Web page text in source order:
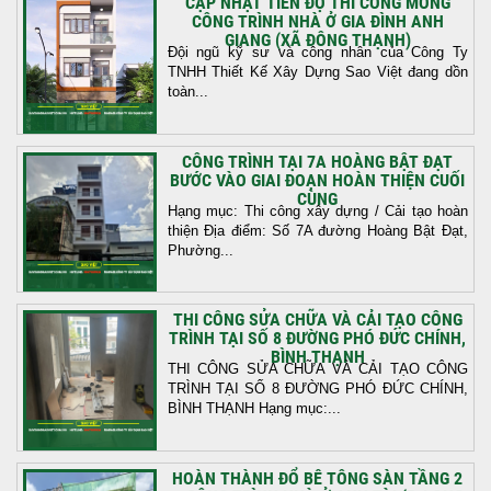
CÔNG TRÌNH NHÀ Ở GIA ĐÌNH ANH
GIANG (XÃ ĐÔNG THẠNH)
Đội ngũ kỹ sư và công nhân của Công Ty
TNHH Thiết Kế Xây Dựng Sao Việt đang dồn
toàn...
CÔNG TRÌNH TẠI 7A HOÀNG BẬT ĐẠT
BƯỚC VÀO GIAI ĐOẠN HOÀN THIỆN CUỐI
CÙNG
Hạng mục: Thi công xây dựng / Cải tạo hoàn
thiện Địa điểm: Số 7A đường Hoàng Bật Đạt,
Phường...
THI CÔNG SỬA CHỮA VÀ CẢI TẠO CÔNG
TRÌNH TẠI SỐ 8 ĐƯỜNG PHÓ ĐỨC CHÍNH,
BÌNH THẠNH
THI CÔNG SỬA CHỮA VÀ CẢI TẠO CÔNG
TRÌNH TẠI SỐ 8 ĐƯỜNG PHÓ ĐỨC CHÍNH,
BÌNH THẠNH Hạng mục:...
HOÀN THÀNH ĐỔ BÊ TÔNG SÀN TẦNG 2